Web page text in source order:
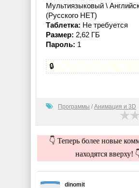
Мультиязыковый \
(Русского НЕТ)
Таблетка: Не требуется
Размер: 2,62 ГБ
Пароль: 1
🔒
Программы / Анимация и 3D
👇 Теперь более новые
находятся вверху!
dinomit